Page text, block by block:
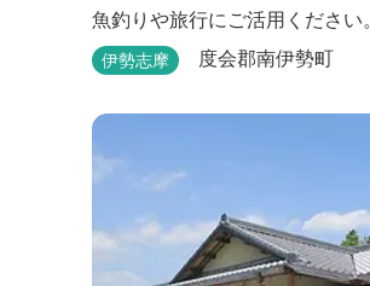
魚釣りや旅行にご活用ください。
伊勢志摩 度会郡南伊勢町